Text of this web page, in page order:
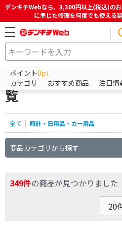
デンキチWebなら、3,300円以上(税込)の
に準じた修理を何度でも使える
ポイント0pt
カテゴリ
おすすめ商品 注目情
HOME 商品一覧ページ 時計・
時計・日用品・カ
覧
全て | 時計・日用品・カー用品
商品カテゴリから探す
349件の商品が見つかりました